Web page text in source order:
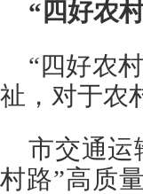
“四好农
“四好农
祉，对于农
市交通运
村路”高质